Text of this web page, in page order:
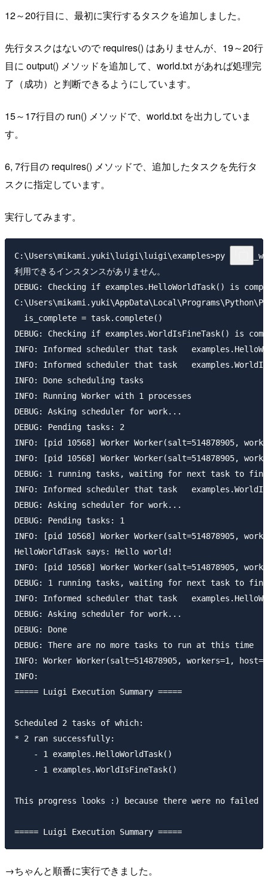
12～20行目に、最初に実行するタスクを追加しました。
先行タスクはないので requires() はありませんが、19～20行
目に output() メソッドを追加して、world.txt があれば処理完
了（成功）と判断できるようにしています。
15～17行目の run() メソッドで、world.txt を出力していま
す。
6, 7行目の requires() メソッドで、追加したタスクを先行タ
スクに指定しています。
実行してみます。
C:\Users\mikami.yuki\luigi\luigi\examples>py
利用できるインスタンスがありません。
DEBUG: Checking if examples.HelloWorldTask() is
  is_complete = task.complete()
DEBUG: Checking if examples.WorldIsFineTask() is
INFO: Informed scheduler that task
INFO: Informed scheduler that task
INFO: Done scheduling tasks
INFO: Running Worker with 1 processes
DEBUG: Asking scheduler for work...
DEBUG: Pending tasks: 2
INFO: [pid 10568] Worker Worker(salt=514878905,
INFO: [pid 10568] Worker Worker(salt=514878905,
DEBUG: 1 running tasks, waiting for next task to
INFO: Informed scheduler that task
DEBUG: Asking scheduler for work...
DEBUG: Pending tasks: 1
INFO: [pid 10568] Worker Worker(salt=514878905,
HelloWorldTask says: Hello world!
INFO: [pid 10568] Worker Worker(salt=514878905,
DEBUG: 1 running tasks, waiting for next task to
INFO: Informed scheduler that task
DEBUG: Asking scheduler for work...
DEBUG: Done
DEBUG: There are no more tasks to run at this time
INFO: Worker Worker(salt=514878905, workers=1,
INFO:
===== Luigi Execution Summary =====
Scheduled 2 tasks of which:
* 2 ran successfully:
    - 1 examples.HelloWorldTask()
    - 1 examples.WorldIsFineTask()
This progress looks :) because there were no failed
→ちゃんと順番に実行できました。